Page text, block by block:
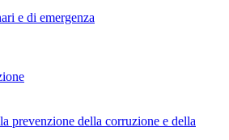
e di emergenza
prevenzione della corruzione e della